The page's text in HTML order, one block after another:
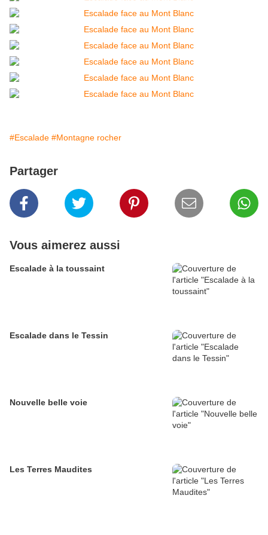
#Escalade #Montagne rocher
Partager
Vous aimerez aussi
Escalade à la toussaint
Escalade dans le Tessin
Nouvelle belle voie
Les Terres Maudites